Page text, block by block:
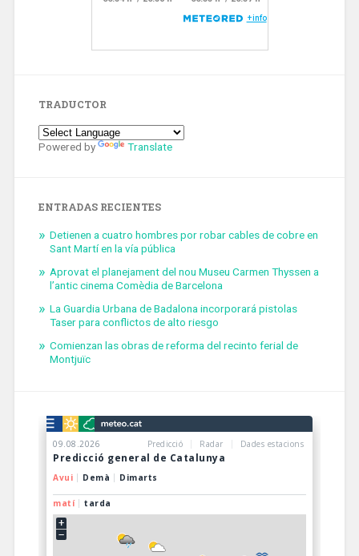
TRADUCTOR
Powered by Translate
ENTRADAS RECIENTES
Detienen a cuatro hombres por robar cables de cobre en
Sant Martí en la vía pública
Aprovat el planejament del nou Museu Carmen Thyssen a
l’antic cinema Comèdia de Barcelona
La Guardia Urbana de Badalona incorporará pistolas
Taser para conflictos de alto riesgo
Comienzan las obras de reforma del recinto ferial de
Montjuïc